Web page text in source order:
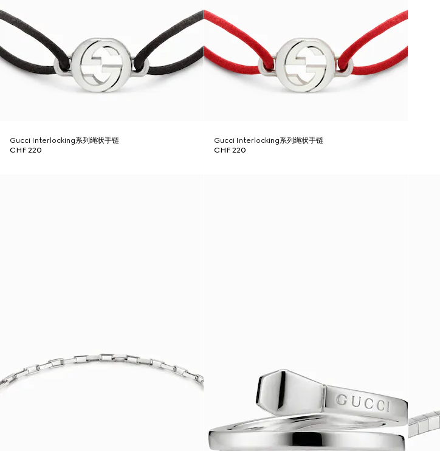
Gucci Interlocking系列绳状手链
CHF 220
Gucci Interlocking系列绳状手链
CHF 220